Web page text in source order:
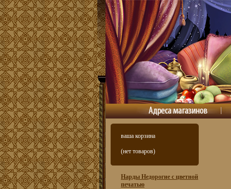
ваша корзина
(нет товаров)
Нарды Недорогие с цветной
печатью